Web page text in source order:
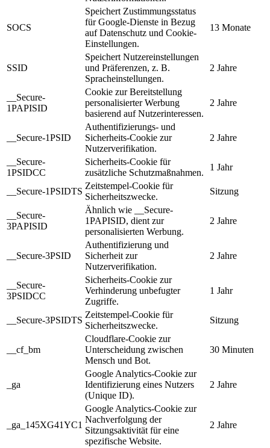
SOCS
Speichert Zustimmungsstatus
für Google-Dienste in Bezug
auf Datenschutz und Cookie-
Einstellungen.
13 Monate
SSID
Speichert Nutzereinstellungen
und Präferenzen, z. B.
Spracheinstellungen.
2 Jahre
__Secure-
1PAPISID
Cookie zur Bereitstellung
personalisierter Werbung
basierend auf Nutzerinteressen.
2 Jahre
__Secure-1PSID
Authentifizierungs- und
Sicherheits-Cookie zur
Nutzerverifikation.
2 Jahre
__Secure-
1PSIDCC
Sicherheits-Cookie für
zusätzliche Schutzmaßnahmen.
1 Jahr
__Secure-1PSIDTS
Zeitstempel-Cookie für
Sicherheitszwecke.
Sitzung
__Secure-
3PAPISID
Ähnlich wie __Secure-
1PAPISID, dient zur
personalisierten Werbung.
2 Jahre
__Secure-3PSID
Authentifizierung und
Sicherheit zur
Nutzerverifikation.
2 Jahre
__Secure-
3PSIDCC
Sicherheits-Cookie zur
Verhinderung unbefugter
Zugriffe.
1 Jahr
__Secure-3PSIDTS
Zeitstempel-Cookie für
Sicherheitszwecke.
Sitzung
__cf_bm
Cloudflare-Cookie zur
Unterscheidung zwischen
Mensch und Bot.
30 Minuten
_ga
Google Analytics-Cookie zur
Identifizierung eines Nutzers
(Unique ID).
2 Jahre
_ga_145XG41YC1
Google Analytics-Cookie zur
Nachverfolgung der
Sitzungsaktivität für eine
spezifische Website.
2 Jahre